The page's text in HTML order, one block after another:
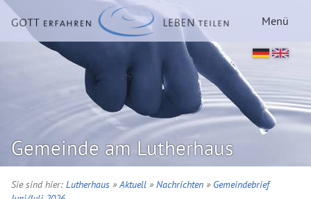
Menü
Gemeinde am Lutherhaus
Sie sind hier: Lutherhaus »Aktuell »Nachrichten » Gemeindebrief